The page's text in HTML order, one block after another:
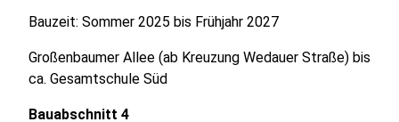
Bauzeit: Sommer 2025 bis Frühjahr 2027
Großenbaumer Allee (ab Kreuzung Wedauer Straße) bis
ca. Gesamtschule Süd
Bauabschnitt 4